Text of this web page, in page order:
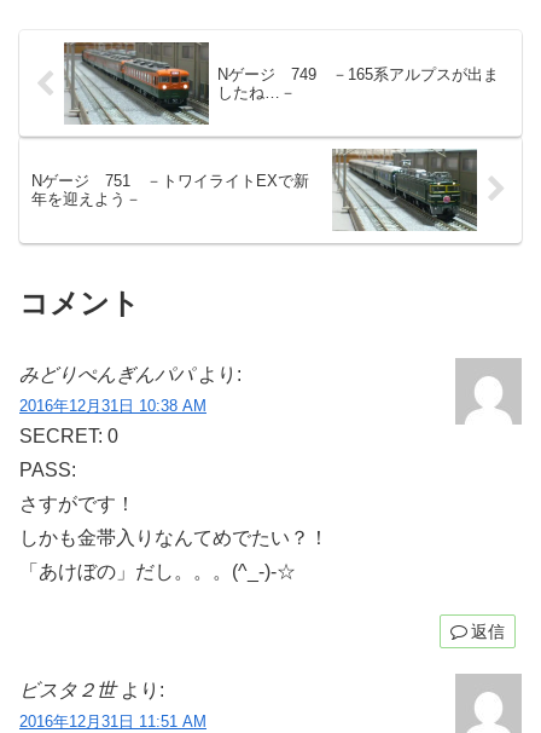
Nゲージ 749 －165系アルプスが出ま
したね…－
Nゲージ 751 －トワイライトEXで新
年を迎えよう－
コメント
みどりぺんぎんパパ より:
2016年12月31日 10:38 AM
SECRET: 0
PASS:
さすがです！
しかも金帯入りなんてめでたい？！
「あけぼの」だし。。。(^_-)-☆
返信
ビスタ２世 より:
2016年12月31日 11:51 AM